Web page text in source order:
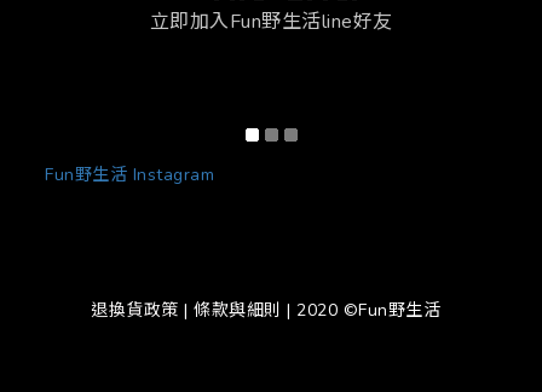
立即加入Fun野生活line好友
Fun野生活 Instagram
退換貨政策 | 條款與細則 | 2020 ©Fun野生活